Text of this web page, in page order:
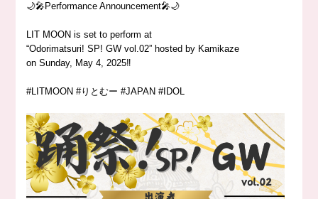
🌙🎤Performance Announcement🎤🌙
LIT MOON is set to perform at
“Odorimatsuri! SP! GW vol.02” hosted by Kamikaze
on Sunday, May 4, 2025‼️
#LITMOON #りとむー #JAPAN #IDOL